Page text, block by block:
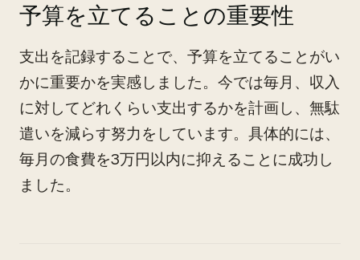
予算を立てることの重要性
支出を記録することで、予算を立てることがい
かに重要かを実感しました。今では毎月、収入
に対してどれくらい支出するかを計画し、無駄
遣いを減らす努力をしています。具体的には、
毎月の食費を3万円以内に抑えることに成功し
ました。